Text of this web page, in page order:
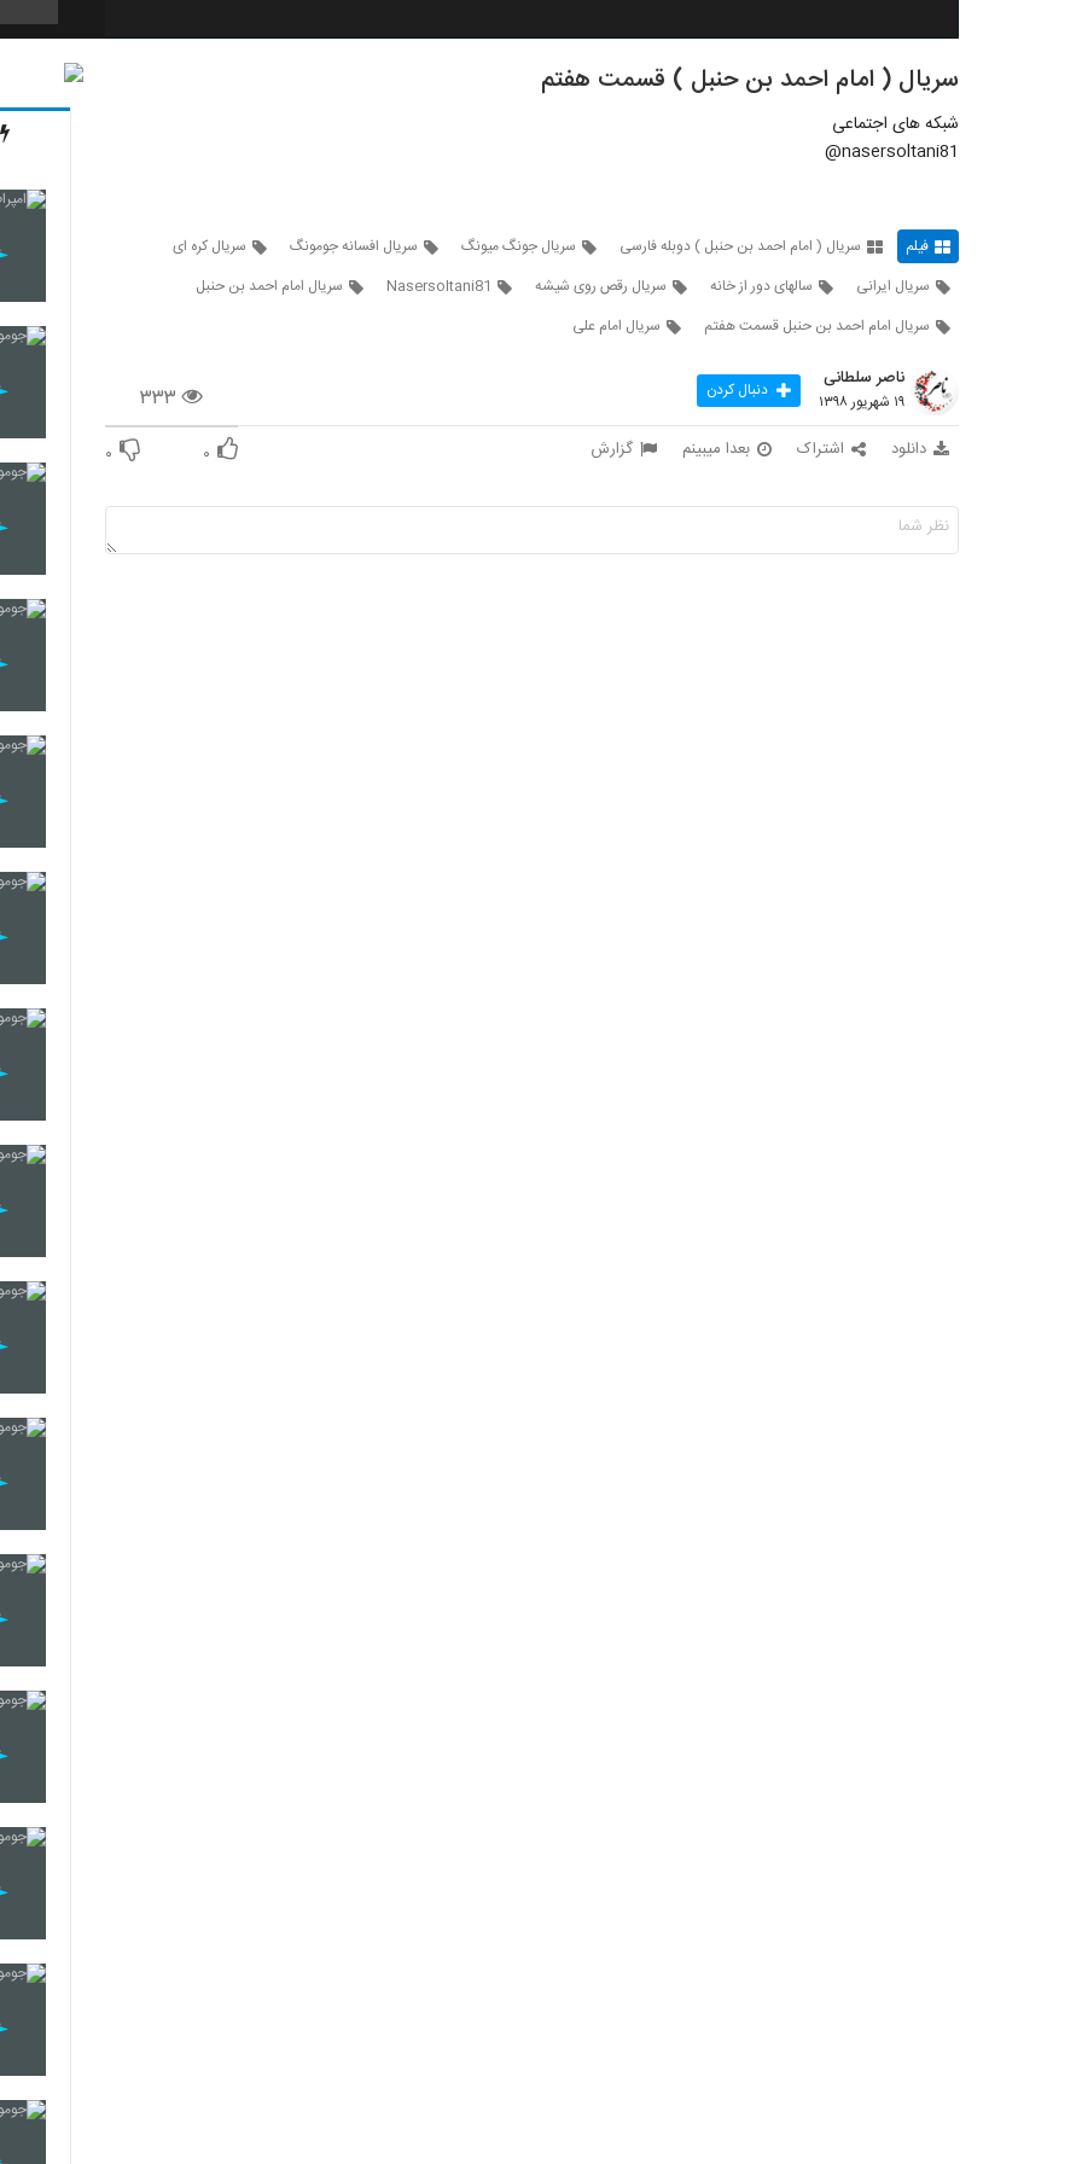
11 سریال ( امام احمد بن حنبل ) قسمت هفتم
شبکه های اجتماعی
nasersoltani81@
فیلم سریال ( امام احمد بن حنبل ) دوبله فارسی سریال جونگ میونگ سریال افسانه جومونگ
سریال کره ای
سریال ایرانی
سالهای دور از خانه سریال رقص روی شیشه Nasersoltani81
سریال امام احمد بن حنبل
سریال امام احمد بن حنبل قسمت هفتم
سریال امام علی
۳۳۳
ناصر سلطانی
۱۹ شهریور ۱۳۹۸ دنبال کردن
دانلود اشتراک بعدا میبینم گزارش ۰ ۰